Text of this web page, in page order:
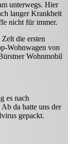
unterwegs. Hier
langer Krankheit
nicht für immer.
die ersten
Wohnwagen von
Wohnmobil
es nach
da hatte uns der
gepackt.